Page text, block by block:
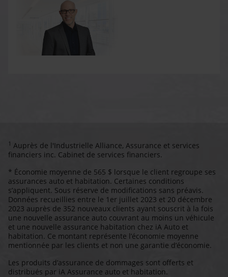
1 Auprès de l'Industrielle Alliance, Assurance et services
financiers inc. Cabinet de services financiers.
* Économie moyenne de 565 $ lorsque le client regroupe ses
assurances auto et habitation. Certaines conditions
s’appliquent. Sous réserve de modifications sans préavis.
Données recueillies entre le 1er juillet 2023 et 20 décembre
2023 auprès de 352 nouveaux clients ayant souscrit à la fois
une nouvelle assurance auto couvrant au moins un véhicule
et une nouvelle assurance habitation chez iA Auto et
habitation. Ce montant représente l’économie moyenne
mentionnée par les clients et non une garantie d’économie.
Les produits d’assurance de dommages sont offerts et
distribués par iA Assurance auto et habitation.